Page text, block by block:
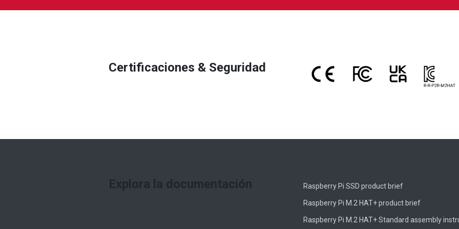
Certificaciones & Seguridad
Explora la documentación Raspberry Pi SSD product brief
Raspberry Pi M.2 HAT+ product brief
Raspberry Pi M.2 HAT+ Standard assembly